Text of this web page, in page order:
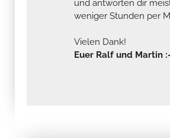
und antworten dir
weniger Stunden per
Vielen Dank!
Euer Ralf und Martin